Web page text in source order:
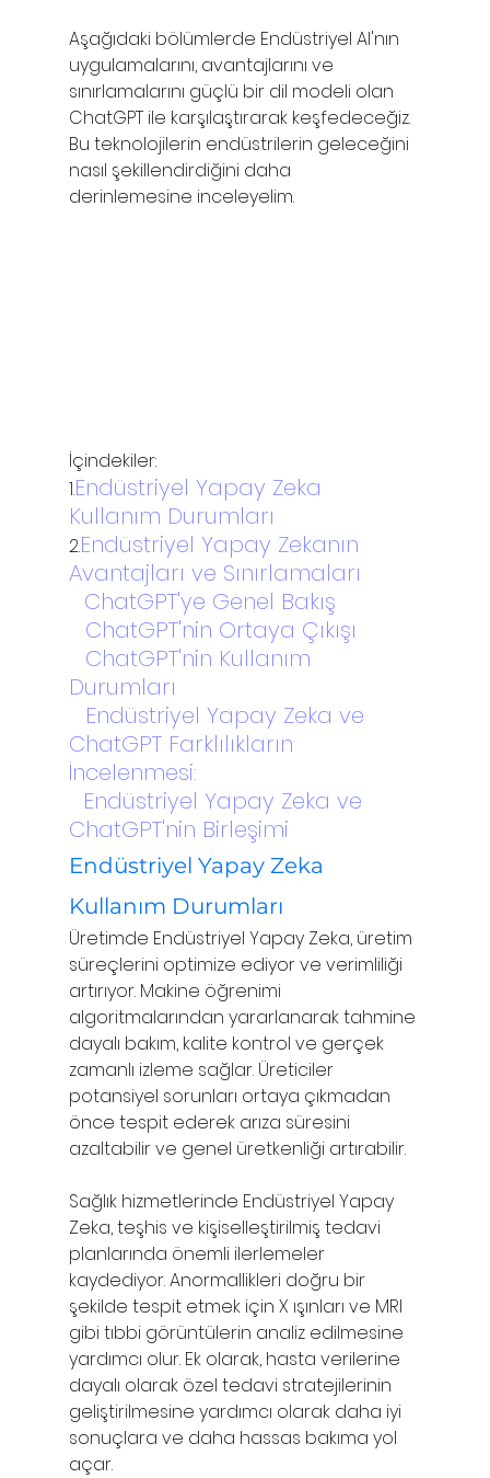
Aşağıdaki bölümlerde Endüstriyel AI'nın
uygulamalarını, avantajlarını ve
sınırlamalarını güçlü bir dil modeli olan
ChatGPT ile karşılaştırarak keşfedeceğiz.
Bu teknolojilerin endüstrilerin geleceğini
nasıl şekillendirdiğini daha
derinlemesine inceleyelim.
İçindekiler:
1.Endüstriyel Yapay Zeka
Kullanım Durumları
2.Endüstriyel Yapay Zekanın
Avantajları ve Sınırlamaları
ChatGPT'ye Genel Bakış
ChatGPT'nin Ortaya Çıkışı
ChatGPT'nin Kullanım
Durumları
Endüstriyel Yapay Zeka ve
ChatGPT Farklılıkların
İncelenmesi:
Endüstriyel Yapay Zeka ve
ChatGPT'nin Birleşimi
Endüstriyel Yapay Zeka
Kullanım Durumları
Üretimde Endüstriyel Yapay Zeka, üretim
süreçlerini optimize ediyor ve verimliliği
artırıyor. Makine öğrenimi
algoritmalarından yararlanarak tahmine
dayalı bakım, kalite kontrol ve gerçek
zamanlı izleme sağlar. Üreticiler
potansiyel sorunları ortaya çıkmadan
önce tespit ederek arıza süresini
azaltabilir ve genel üretkenliği artırabilir.
Sağlık hizmetlerinde Endüstriyel Yapay
Zeka, teşhis ve kişiselleştirilmiş tedavi
planlarında önemli ilerlemeler
kaydediyor. Anormallikleri doğru bir
şekilde tespit etmek için X ışınları ve MRI
gibi tıbbi görüntülerin analiz edilmesine
yardımcı olur. Ek olarak, hasta verilerine
dayalı olarak özel tedavi stratejilerinin
geliştirilmesine yardımcı olarak daha iyi
sonuçlara ve daha hassas bakıma yol
açar.